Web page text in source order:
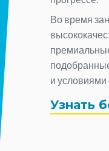
Во время
и условиями
Узнать